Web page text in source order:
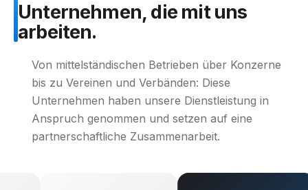
Unternehmen, die mit uns
arbeiten.
Von mittelständischen Betrieben über Konzerne
bis zu Vereinen und Verbänden: Diese
Unternehmen haben unsere Dienstleistung in
Anspruch genommen und setzen auf eine
partnerschaftliche Zusammenarbeit.